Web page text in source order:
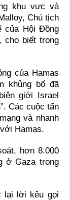
khu vực và
Chủ tịch
của Hội Đồng
cho biết trong
của Hamas
khủng bố đã
giới Israel
Các cuộc tấn
và nhanh
Hamas.
hơn 8.000
ở Gaza trong
lại lời kêu gọi